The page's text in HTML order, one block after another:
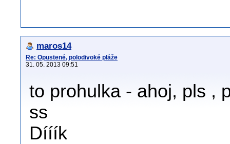
maros14
Re: Opustené, polodivoké pláže
31. 05. 2013 09:51
to prohulka - ahoj, pls ,
ss
Dííík